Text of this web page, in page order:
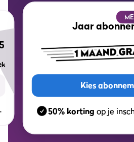
Jaar
Kies
50% korting op je